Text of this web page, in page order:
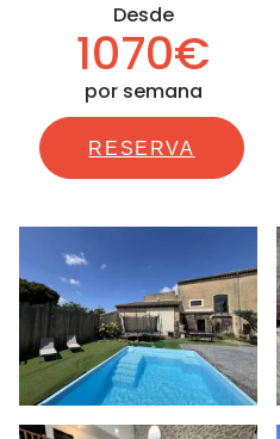
Desde
1070€
por semana
RESERVA